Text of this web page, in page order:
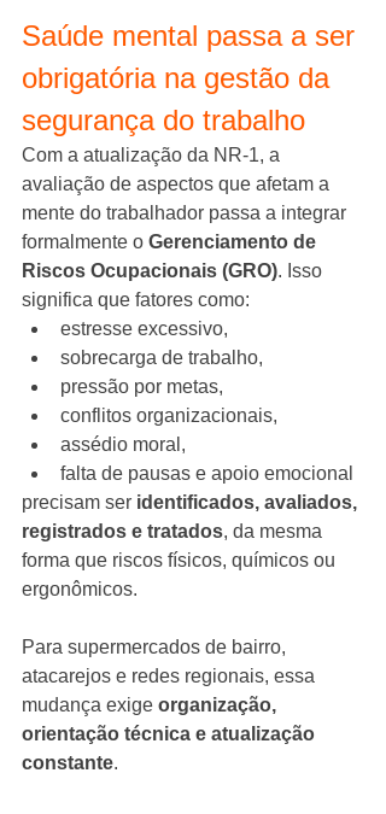
Saúde mental passa a ser
obrigatória na gestão da
segurança do trabalho
Com a atualização da NR-1, a
avaliação de aspectos que afetam a
mente do trabalhador passa a integrar
formalmente o Gerenciamento de
Riscos Ocupacionais (GRO). Isso
significa que fatores como:
estresse excessivo,
sobrecarga de trabalho,
pressão por metas,
conflitos organizacionais,
assédio moral,
falta de pausas e apoio emocional
precisam ser identificados, avaliados,
registrados e tratados, da mesma
forma que riscos físicos, químicos ou
ergonômicos.
Para supermercados de bairro,
atacarejos e redes regionais, essa
mudança exige organização,
orientação técnica e atualização
constante.